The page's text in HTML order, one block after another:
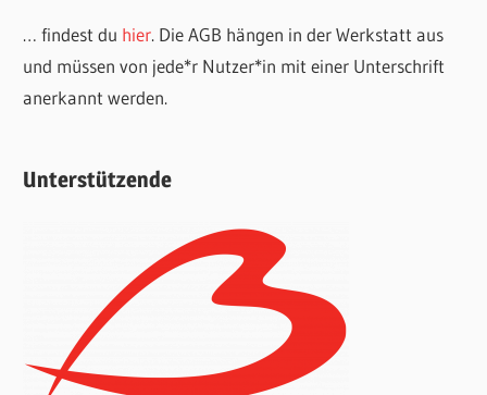
… findest du hier. Die AGB hängen in der Werkstatt aus
und müssen von jede*r Nutzer*in mit einer Unterschrift
anerkannt werden.
Unterstützende